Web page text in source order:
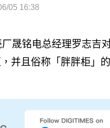
05 16:38
晟铭电总经理罗志吉
并且俗称「胖胖柜」